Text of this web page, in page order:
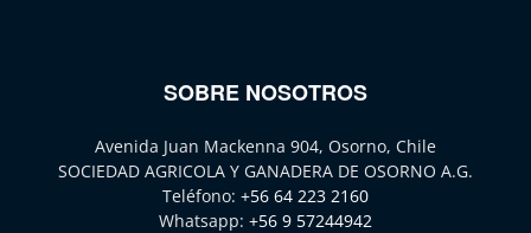
SOBRE NOSOTROS
Avenida Juan Mackenna 904, Osorno, Chile
SOCIEDAD AGRICOLA Y GANADERA DE OSORNO A.G.
Teléfono: +56 64 223 2160
Whatsapp: +56 9 57244942